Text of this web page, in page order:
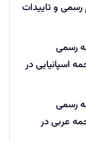
رسمی و تاییدات
رسمی
اسپانیایی در
رسمی
عربی در